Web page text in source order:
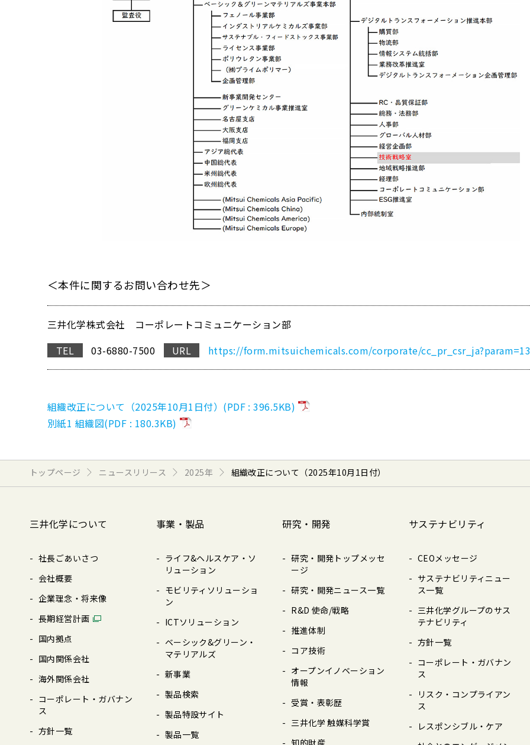
＜本件に関するお問い合わせ先＞
三井化学株式会社 コーポレートコミュニケーション部
TEL
03-6880-7500 URL https://form.mitsuichemicals.com/corporate/
組織改正について（2025年10月1日付）(PDF : 396.5KB)
別紙1 組織図(PDF : 180.3KB)
トップページ ニュースリリース 2025年 組織改正について（2025年10月1日付）
三井化学について
社長ごあいさつ
会社概要
企業理念・将来像
⻑期経営計画
国内拠点
国内関係会社
海外関係会社
コーポレート・ガバナン
ス
⽅針⼀覧
事業・製品
ライフ&ヘルスケア・ソ
リューション
モビリティソリューショ
ン
ICTソリューション
ベーシック&グリーン・
マテリアルズ
新事業
製品検索
製品特設サイト
製品⼀覧
研究・開発
研究・開発トップメッセ
ージ
研究・開発ニュース⼀覧
R&D 使命/戦略
推進体制
コア技術
オープンイノベーション
情報
受賞・表彰歴
三井化学 触媒科学賞
知的財産
サステナビリティ
CEOメッセージ
サステナビリティニュー
ス⼀覧
三井化学グループのサス
テナビリティ
⽅針⼀覧
コーポレート・ガバナン
ス
リスク・コンプライアン
ス
レスポンシブル・ケア